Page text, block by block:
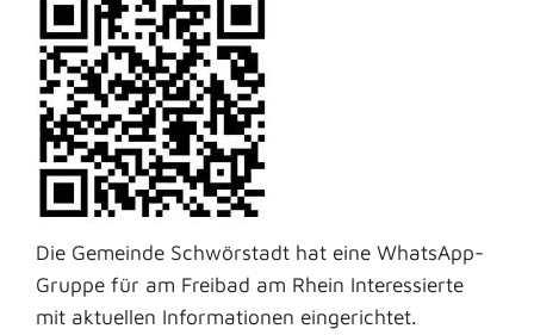
Die Gemeinde Schwörstadt hat eine WhatsApp-
Gruppe für am Freibad am Rhein Interessierte
mit aktuellen Informationen eingerichtet.